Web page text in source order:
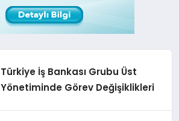
Türkiye İş Bankası Grubu Üst
Yönetiminde Görev Değişiklikleri